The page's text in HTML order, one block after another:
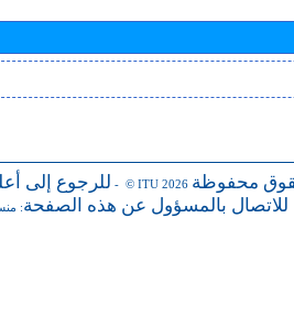
للرجوع إلى - © ITU 2026 محفوظة
للاتصال بالمسؤول عن هذه الصفحة: